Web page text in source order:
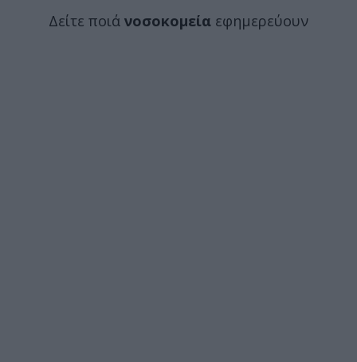
Δείτε ποιά νοσοκομεία εφημερεύουν